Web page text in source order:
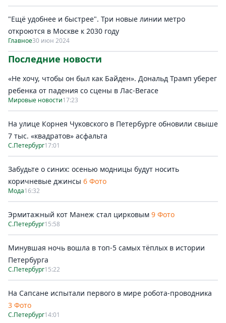
"Ещё удобнее и быстрее". Три новые линии метро
откроются в Москве к 2030 году
Главное30 июн 2024
Последние новости
«Не хочу, чтобы он был как Байден». Дональд Трамп уберег
ребенка от падения со сцены в Лас-Вегасе
Мировые новости17:23
На улице Корнея Чуковского в Петербурге обновили свыше
7 тыс. «квадратов» асфальта
С.Петербург17:01
Забудьте о синих: осенью модницы будут носить
коричневые джинсы 6 Фото
Мода16:32
Эрмитажный кот Манеж стал цирковым 9 Фото
С.Петербург15:58
Минувшая ночь вошла в топ-5 самых тёплых в истории
Петербурга
С.Петербург15:22
На Сапсане испытали первого в мире робота-проводника
3 Фото
С.Петербург14:01